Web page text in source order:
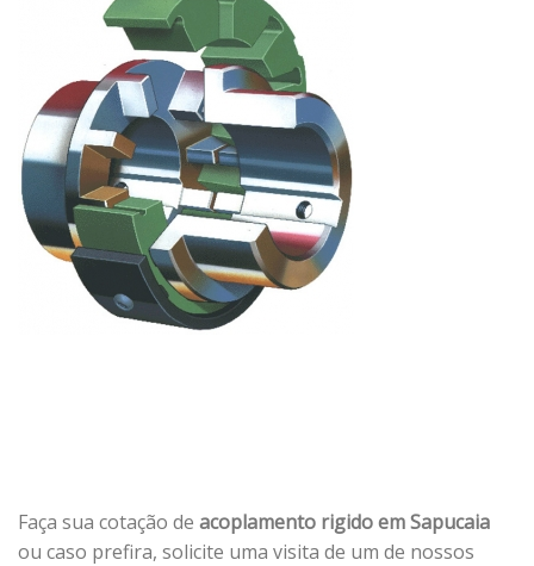
Faça sua cotação de acoplamento rigido em Sapucaia
ou caso prefira, solicite uma visita de um de nossos